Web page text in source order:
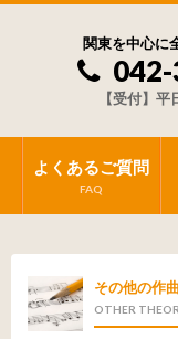
関東を中心に
【受付】
よくあるご質問
FAQ
その他の作
OTHER